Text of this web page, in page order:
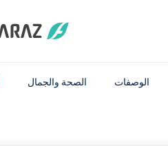
الوصفات الصحة والجمال